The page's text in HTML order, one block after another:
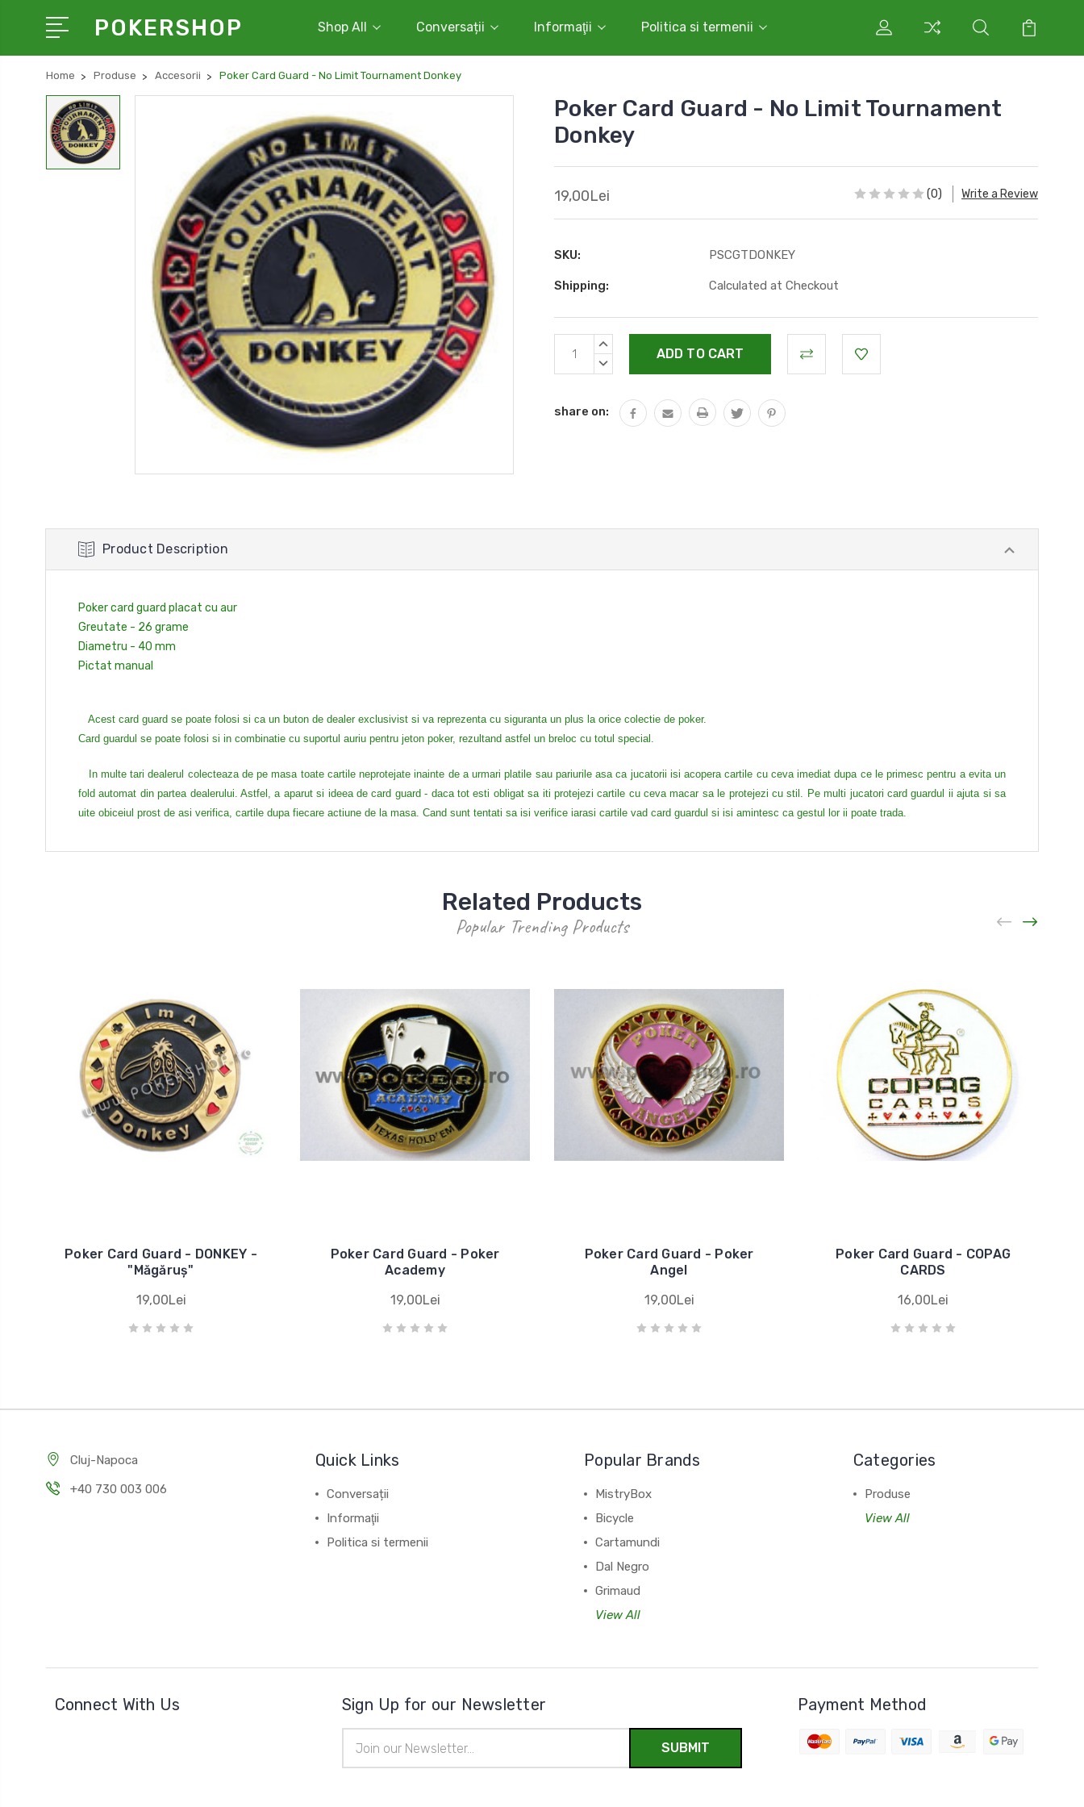
POKERSHOP Shop All Conversații Informaţii Politica si termenii
Home Produse Accesorii Poker Card Guard - No Limit Tournament Donkey
Poker Card Guard - No Limit Tournament
Donkey
19,00Lei (0) Write a Review
SKU: PSCGTDONKEY
Shipping: Calculated at Checkout
Current
Stock:
INCREASE
DECREASE
share on:
Product Description
Poker card guard placat cu aur
Greutate - 26 grame
Diametru - 40 mm
Pictat manual
Acest card guard se poate folosi si ca un buton de dealer exclusivist si va reprezenta cu siguranta un plus la orice colectie de poker.
Card guardul se poate folosi si in combinatie cu suportul auriu pentru jeton poker, rezultand astfel un breloc cu totul special.
In multe tari dealerul colecteaza de pe masa toate cartile neprotejate inainte de a urmari platile sau pariurile asa ca jucatorii isi acopera cartile cu ceva imediat dupa ce le primesc pentru a evita un
fold automat din partea dealerului. Astfel, a aparut si ideea de card guard - daca tot esti obligat sa iti protejezi cartile cu ceva macar sa le protejezi cu stil. Pe multi jucatori card guardul ii ajuta si sa
uite obiceiul prost de asi verifica, cartile dupa fiecare actiune de la masa. Cand sunt tentati sa isi verifice iarasi cartile vad card guardul si isi amintesc ca gestul lor ii poate trada.
Related Products
Popular Trending Products
Poker Card Guard - DONKEY -
"Măgăruș"
19,00Lei
Poker Card Guard - Poker
Academy
19,00Lei
Poker Card Guard - Poker
Angel
19,00Lei
Poker Card Guard - COPAG
CARDS
16,00Lei
Cluj-Napoca
+40 730 003 006
Quick Links
Conversații
Informaţii
Politica si termenii
Popular Brands
MistryBox
Bicycle
Cartamundi
Dal Negro
Grimaud
View All
Categories
Produse
View All
Connect With Us Sign Up for our Newsletter
Address
Payment Method